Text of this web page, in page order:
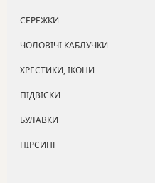
СЕРЕЖКИ
ЧОЛОВІЧІ КАБЛУЧКИ
ХРЕСТИКИ, ІКОНИ
ПІДВІСКИ
БУЛАВКИ
ПІРСИНГ